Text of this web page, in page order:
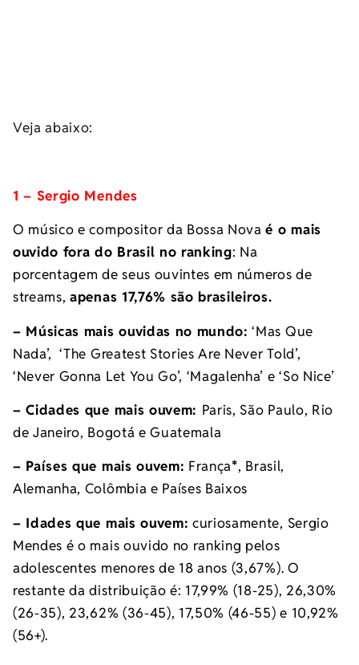
Veja abaixo:
1 – Sergio Mendes
O músico e compositor da Bossa Novaé o mais
ouvido fora do Brasil no ranking: Na
porcentagem de seus ouvintes em números de
streams,apenas 17,76% são brasileiros.
– Músicas mais ouvidas no mundo: ‘Mas Que
Nada’, ‘The Greatest Stories Are Never Told’,
‘Never Gonna Let You Go’, ‘Magalenha’ e ‘So Nice’
– Cidades que mais ouvem: Paris, São Paulo, Rio
de Janeiro, Bogotá e Guatemala
– Países que mais ouvem: França*, Brasil,
Alemanha, Colômbia e Países Baixos
– Idades que mais ouvem: curiosamente, Sergio
Mendes é o mais ouvido no ranking pelos
adolescentes menores de 18 anos (3,67%). O
restante da distribuição é: 17,99% (18-25), 26,30%
(26-35), 23,62% (36-45), 17,50% (46-55) e 10,92%
(56+).